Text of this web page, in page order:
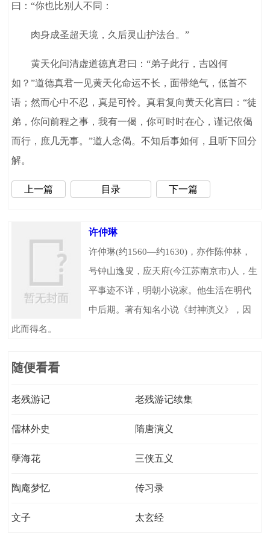
曰：“你也比别人不同：
肉身成圣超天境，久后灵山护法台。”
黄天化问清虚道德真君曰：“弟子此行，吉凶何
如？”道德真君一见黄天化命运不长，面带绝气，低首不
语；然而心中不忍，真是可怜。真君复向黄天化言曰：“徒
弟，你问前程之事，我有一偈，你可时时在心，谨记依偈
而行，庶几无事。”道人念偈。不知后事如何，且听下回分
解。
上一篇 目录 下一篇
许仲琳
许仲琳(约1560—约1630)，亦作陈仲林，
号钟山逸叟，应天府(今江苏南京市)人，生
平事迹不详，明朝小说家。他生活在明代
中后期。著有知名小说《封神演义》，因
此而得名。
随便看看
老残游记 老残游记续集
儒林外史 隋唐演义
孽海花 三侠五义
陶庵梦忆 传习录
文子 太玄经